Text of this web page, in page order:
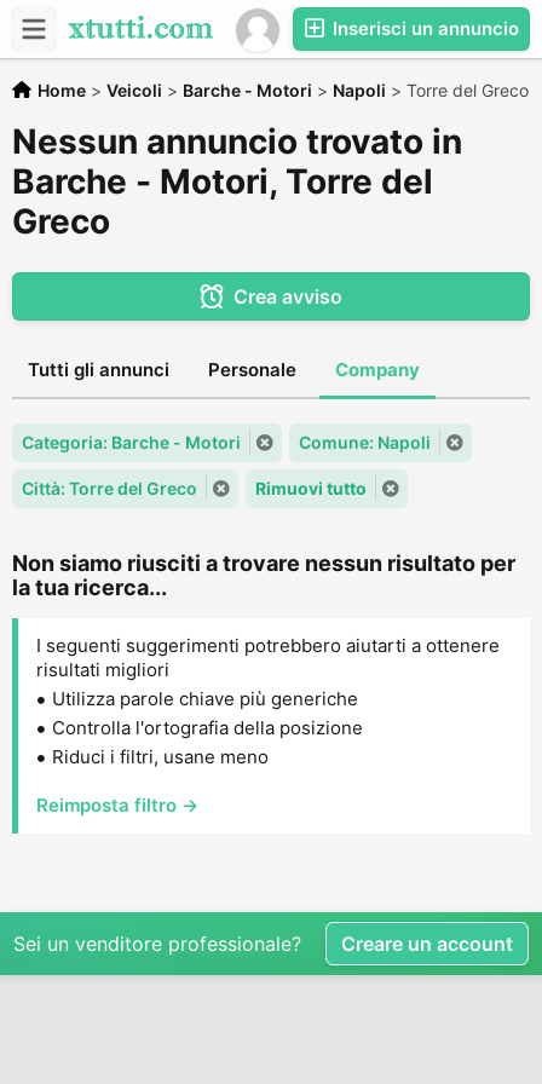
Inserisci un annuncio
Home > Veicoli > Barche - Motori > Napoli > Torre del Greco
Nessun annuncio trovato in
Barche - Motori, Torre del
Greco
Crea avviso
Tutti gli annunci Personale Company
Categoria: Barche - Motori Comune: Napoli
Città: Torre del Greco Rimuovi tutto
Non siamo riusciti a trovare nessun risultato per
la tua ricerca...
I seguenti suggerimenti potrebbero aiutarti a ottenere
risultati migliori
Utilizza parole chiave più generiche
Controlla l'ortografia della posizione
Riduci i filtri, usane meno
Reimposta filtro →
Sei un venditore professionale? Creare un account